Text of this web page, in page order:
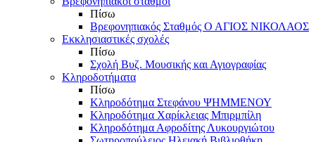
Πίσω
Βρεφονηπιακός Σταθμός Ο ΑΓΙΟΣ ΝΙΚΟΛΑΟΣ
Εκκλησιαστικές σχολές
Πίσω
Σχολή Βυζ. Μουσικής και Αγιογραφίας
Κληροδοτήματα
Πίσω
Κληροδότημα Στεφάνου ΨΗΜΜΕΝΟΥ
Κληροδότημα Χαρίκλειας Μπιρμπίλη
Κληροδότημα Αφροδίτης Λυκουργιώτου